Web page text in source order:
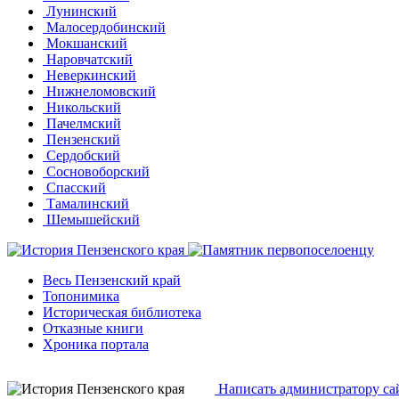
Лунинский
Малосердобинский
Мокшанский
Наровчатский
Неверкинский
Нижнеломовский
Никольский
Пачелмский
Пензенский
Сердобский
Сосновоборский
Спасский
Тамалинский
Шемышейский
Весь Пензенский край
Топонимика
Историческая библиотека
Отказные книги
Хроника портала
Написать администратору